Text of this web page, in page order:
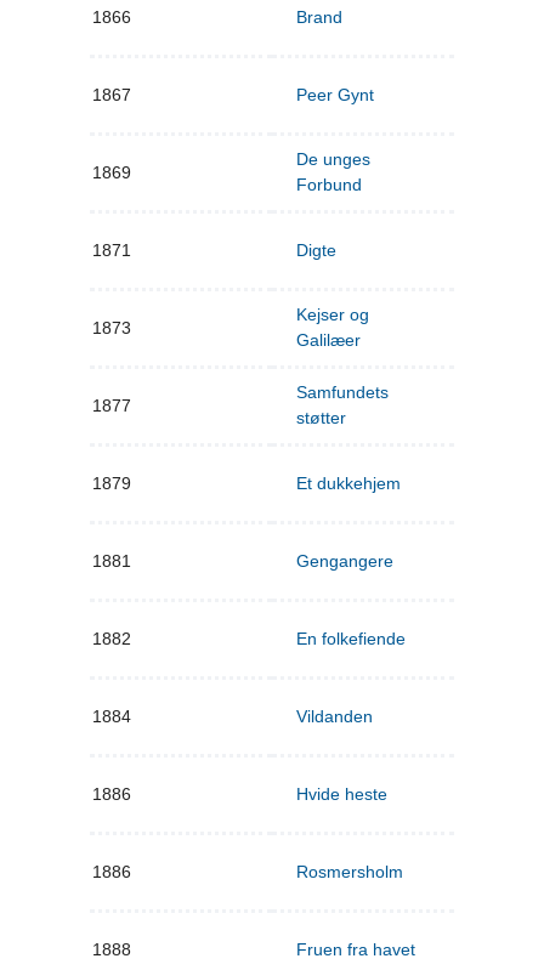
1866 Brand
1867 Peer Gynt
1869
De unges
Forbund
1871 Digte
1873
Kejser og
Galilæer
1877
Samfundets
støtter
1879 Et dukkehjem
1881 Gengangere
1882 En folkefiende
1884 Vildanden
1886 Hvide heste
1886 Rosmersholm
1888 Fruen fra havet